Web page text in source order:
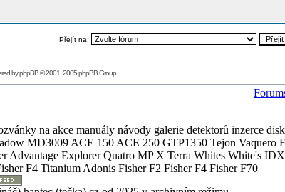
Přejít na:
byphpBB© 2001, 2005 phpBB Group
na akce manuály návody galerie detektorů inzerce
MD3009 ACE 150 ACE 250 GTP1350 Tejon Vaquero
Explorer Quatro MP X Terra Whites White's
F4 Titanium Adonis Fisher F2 Fisher F4 Fisher F70